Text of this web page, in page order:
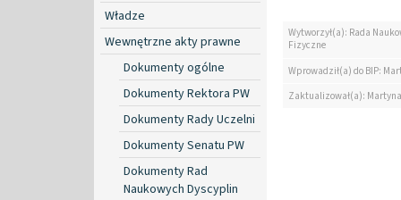
Władze
Wewnętrzne akty prawne
Dokumenty ogólne
Dokumenty Rektora PW
Dokumenty Rady Uczelni
Dokumenty Senatu PW
Dokumenty Rad
Naukowych Dyscyplin
Wytworzył(a): Rada
Fizyczne
Wprowadził(a) do BIP:
Zaktualizował(a):